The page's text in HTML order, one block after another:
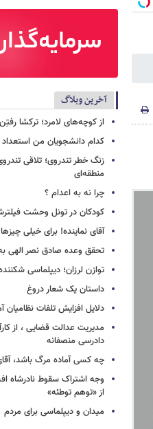
آخرین وبلاگ
از کوچه‌های لامرد؛ ترکشا
کدام دانشجویان من استعداد
زنگ خطر تندروی؛ تلاقی
منطقه‌ای
چرا نه به اعدام ؟
کودکان در تونل وحشت
آقای نماینده! برای خیلی
تحقق وعده صادق نصر الهی
توازن لرزان؛ دیپلماسی
داستان یک شعار دروغ
دلایل افزایش تلفات نظامیان
مدیریت عدالت قضایی ، از
دادرسی منصفانه
چه کسی آماده مرگ باشد،
وجه اشتراک سقوط نادرشاه
از «توهم توطئه»
میدان و دیپلماسی برای مردم